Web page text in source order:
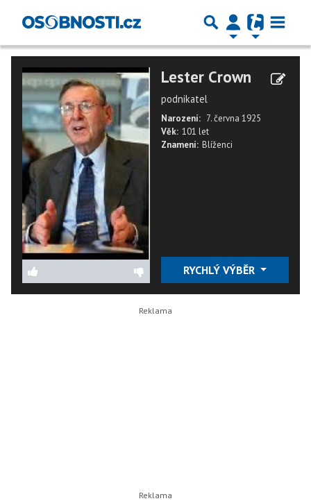
Lester Crown
podnikatel
Narození: 7. června 1925
Věk: 101 let
Znamení: Blíženci
RYCHLÝ VÝBĚR